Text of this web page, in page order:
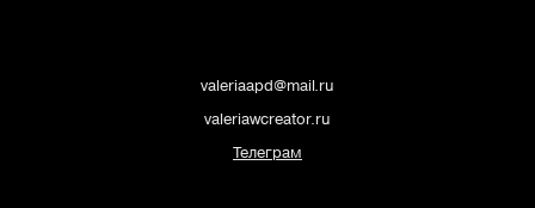
valeriaapd@mail.ru
valeriawcreator.ru
Телеграм